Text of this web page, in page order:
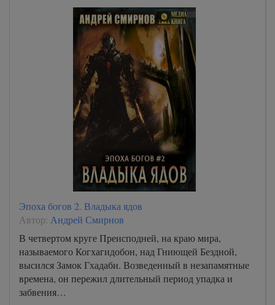
Эпоха богов 2. Владыка ядов
Автор: Андрей Смирнов
В четвертом круге Преисподней, на краю мира,
называемого Когхагидобон, над Гниющей Бездной,
высился Замок Гхадаби. Возведенный в незапамятные
времена, он пережил длительный период упадка и
забвения…